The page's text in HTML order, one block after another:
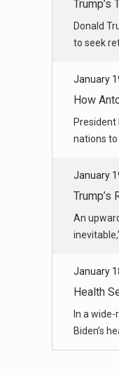
January
How
nations to
January
Trump’s
January
Health
Biden’s
January
Amid
Binge-